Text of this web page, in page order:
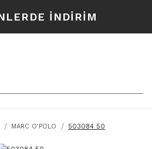
İNDİRİM
MARC O'POLO 503084 50